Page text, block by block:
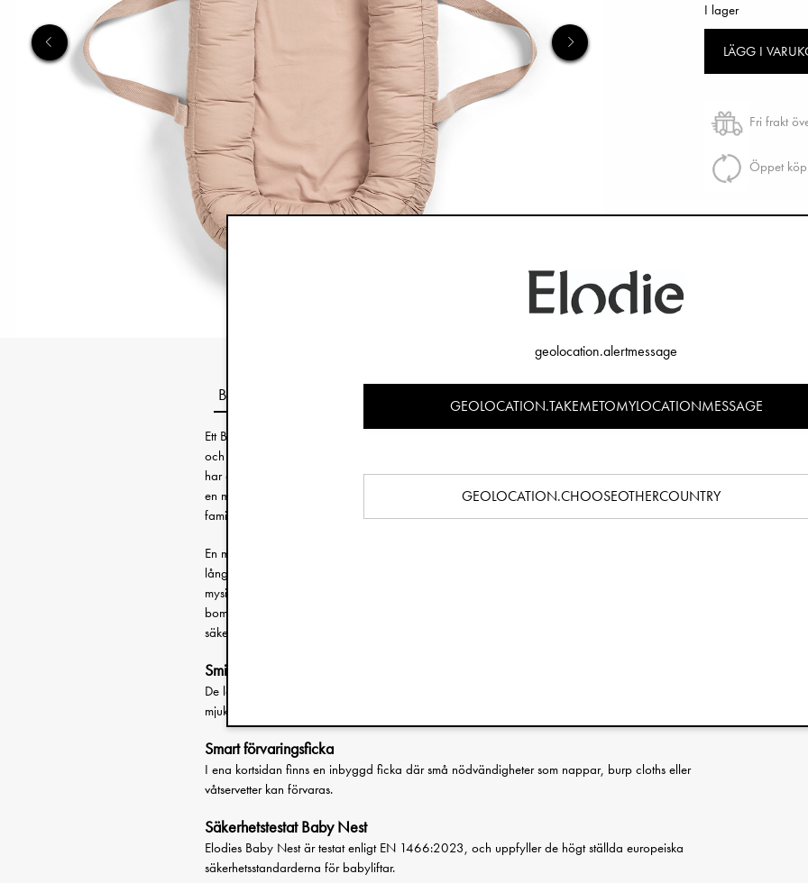
I lager
LÄGG I
Fri frakt
Öppet
Beskrivning
Ett Baby Nest med handtag är den perfekta produkten för att skapa mer mystid mellan den nyfödda
och familjen. Den hjälper dig att smidigt och lätt röra dig från rum till rum samtidigt som du hela tiden
har din bebis nära och under uppsyn. Materialvalen och utformningen av Elodies Baby Nest skapar
en mjuk och trygg plats för bebisen att vila på såväl hemma som vid resor eller besök hos vänner eller
familj.
En mjuk och skön skummadrass ovanpå en lätt men stadig bottenplatta gör tillsammans med de extra
långa handtagen detta Baby Nest perfekt för att säkerställa trygga förflyttningar och ger din bebis en
mysig och bekant miljö, oavsett var ni befinner er. Elodies Baby Nest har ett överdrag av 100% mjuk
bomull som tål maskintvätt. Produkten är testad enligt EN 1466:2023, och uppfyller de europeiska
säkerhetsstandarderna för babyliftar.
Smidigare lyft
De långa bärhandtagen och den låga vikten gör det möjligt att lyfta och bära runt en sovande bebis
mjukt och försiktigt, utan onödiga skakningar eller ryck.
Smart förvaringsficka
I ena kortsidan finns en inbyggd ficka där små nödvändigheter som nappar, burp cloths eller
våtservetter kan förvaras.
Säkerhetstestat Baby Nest
Elodies Baby Nest är testat enligt EN 1466:2023, och uppfyller de högt ställda europeiska
säkerhetsstandarderna för babyliftar.
geolocation.alertmessage
GEOLOCATION.TAKEMETOMYLOCATIONMESSAGE
GEOLOCATION.CHOOSEOTHERCOUNTRY